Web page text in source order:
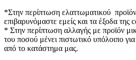
*Στην περίπτωση ελαττωματικού
επιβαρυνόμαστε εμείς και τα έξοδα της
* Στην περίπτωση αλλαγής με προϊόν
του ποσού μένει πιστωτικό υπόλοιπο
από το κατάστημα μας.